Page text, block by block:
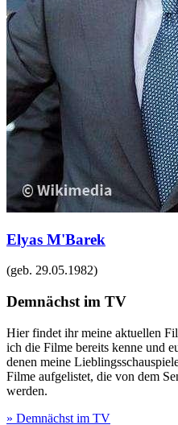
Elyas M'Barek
(geb. 29.05.1982)
Demnächst im TV
Hier findet ihr meine aktuellen
ich die Filme bereits kenne und
denen meine
Filme aufgelistet, die von dem
werden.
» Demnächst im TV